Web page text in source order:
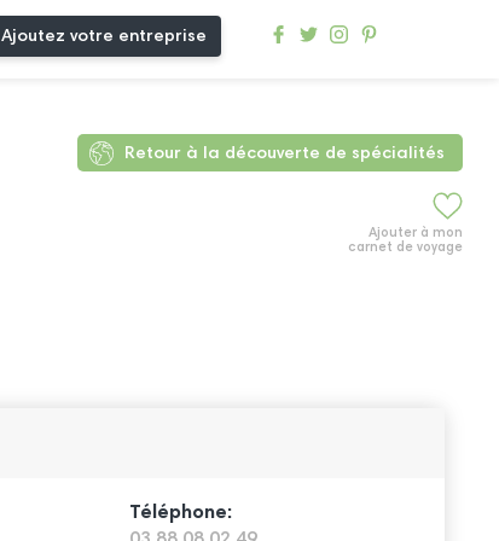
Ajoutez votre entreprise
Retour à la découverte de spécialités
Ajouter à mon
carnet de voyage
Téléphone: